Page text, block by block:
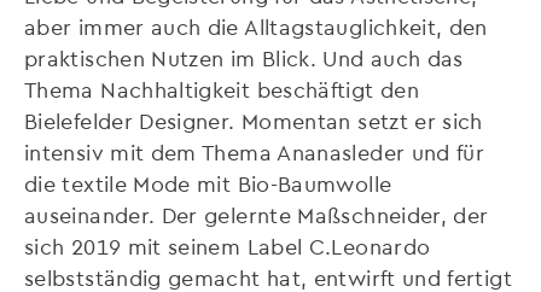
aber immer auch die Alltagstauglichkeit, den
praktischen Nutzen im Blick. Und auch das
Thema Nachhaltigkeit beschäftigt den
Bielefelder Designer. Momentan setzt er sich
intensiv mit dem Thema Ananasleder und für
die textile Mode mit Bio-Baumwolle
auseinander. Der gelernte Maßschneider, der
sich 2019 mit seinem Label C.Leonardo
selbstständig gemacht hat, entwirft und fertigt